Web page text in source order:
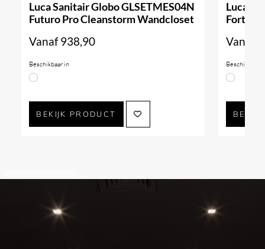
Luca Sanitair Globo GLSETMES04N
Futuro Pro Cleanstorm Wandcloset
Vanaf938,90
Beschikbaar in
BEKIJK PRODUCT
Luca
Forty3
Vanaf
Beschikbaar